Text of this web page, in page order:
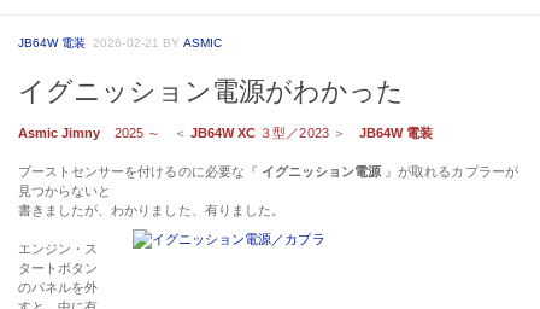
JB64W 電装 2026-02-21 BY ASMIC
イグニッション電源がわかった
Asmic Jimny 2025 ～ ＜ JB64W XC ３型／2023＞ JB64W 電装
ブーストセンサーを付けるのに必要な『 イグニッション電源 』が取れるカプラーが
見つからないと
書きましたが、わかりました、有りました。
エンジン・ス
タートボタン
のパネルを外